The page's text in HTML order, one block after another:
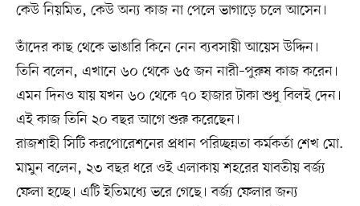
কেউ নিয়মিত, কেউ অন্য কাজ না পেলে ভাগাড়ে চলে আসেন।
তাঁদের কাছ থেকে ভাঙারি কিনে নেন ব্যবসায়ী আয়েস উদ্দিন।
তিনি বলেন, এখানে ৬০ থেকে ৬৫ জন নারী–পুরুষ কাজ করেন।
এমন দিনও যায় যখন ৬০ থেকে ৭০ হাজার টাকা শুধু বিলই দেন।
এই কাজ তিনি ২০ বছর আগে শুরু করেছেন।
রাজশাহী সিটি করপোরেশনের প্রধান পরিচ্ছন্নতা কর্মকর্তা শেখ মো.
মামুন বলেন, ২৩ বছর ধরে ওই এলাকায় শহরের যাবতীয় বর্জ্য
ফেলা হচ্ছে। এটি ইতিমধ্যে ভরে গেছে। বর্জ্য ফেলার জন্য